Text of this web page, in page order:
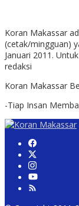
Koran Makassar
(cetak/mingguan)
Januari 2011.
redaksi
Koran Makassar
-Tiap Insan